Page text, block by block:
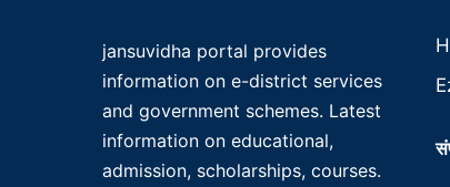
jansuvidha portal provides
information on e-district services
and government schemes. Latest
information on educational,
admission, scholarships, courses.